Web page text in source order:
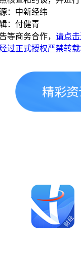
：中新经纬
：付健青
等商务合作， 请点
过正式授权严禁转